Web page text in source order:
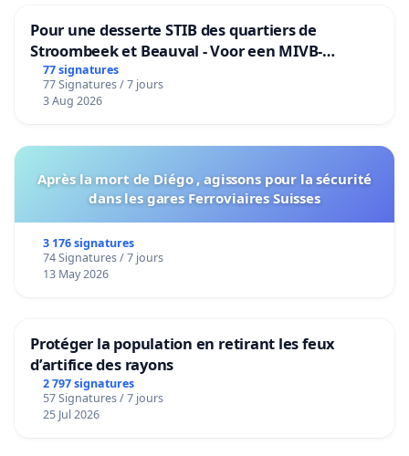
Pour une desserte STIB des quartiers de
Stroombeek et Beauval - Voor een MIVB-
bediening van de wijken Strombeek en Het
Voor
77 signatures
77 Signatures / 7 jours
3 Aug 2026
Après la mort de Diégo , agissons pour la sécurité
dans les gares Ferroviaires Suisses
3 176 signatures
74 Signatures / 7 jours
13 May 2026
Protéger la population en retirant les feux
d’artifice des rayons
2 797 signatures
57 Signatures / 7 jours
25 Jul 2026